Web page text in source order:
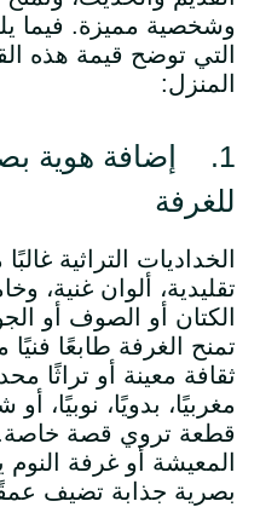
وشخصية مميزة. فيما
التي توضح قيمة هذه
المنزل:
1. إضافة هوية
للغرفة
الخداديات التراثية
تقليدية، ألوان غنية،
الكتان أو الصوف أو
تمنح الغرفة طابعًا
ثقافة معينة أو تراثًا
مغربيًا، بدويًا، نوبيًا،
قطعة تروي قصة
المعيشة أو غرفة
بصرية جذابة تضيف